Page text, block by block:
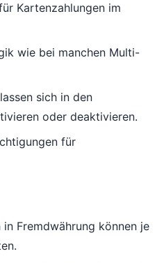
Kartenzahlungen im
wie bei manchen Multi-
sich in den
oder deaktivieren.
für
Fremdwährung können je